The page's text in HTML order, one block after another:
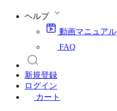
ヘルプ
動画マニュアル
FAQ
新規登録
ログイン
カート